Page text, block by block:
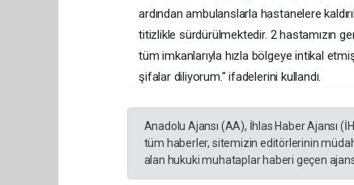
ardından ambulanslarla hastanelere
titizlikle sürdürülmektedir. 2 hastamızın
tüm imkanlarıyla hızla bölgeye intikal
şifalar diliyorum." ifadelerini kullandı.
Anadolu Ajansı (AA), İhlas Haber Ajansı
tüm haberler, sitemizin editörlerinin
alan hukuki muhataplar haberi geçen